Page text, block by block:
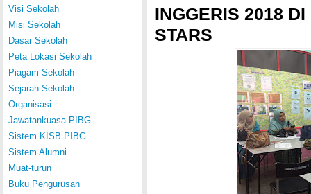
INGGERIS 2018
STARS
Visi Sekolah
Misi Sekolah
Dasar Sekolah
Peta Lokasi Sekolah
Piagam Sekolah
Sejarah Sekolah
Organisasi
Jawatankuasa PIBG
Sistem KISB PIBG
Sistem Alumni
Muat-turun
Buku Pengurusan